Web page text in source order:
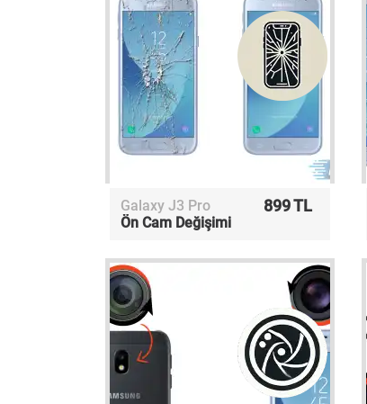
Galaxy J3 Pro 899 TL
Ön Cam Değişimi